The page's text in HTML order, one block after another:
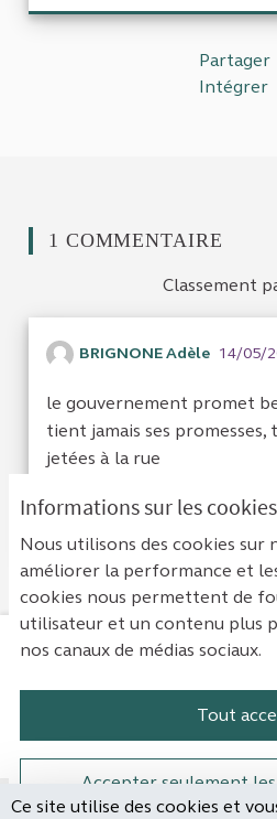
Informations sur les
Nous utilisons des cookies
améliorer la performance et
cookies nous permettent de
utilisateur et un contenu plus
nos canaux de médias sociaux.
Tout
Accepter seulement
Partager
Intégrer
1 COMMENTAIRE
Classement
BRIGNONE Adèle 14/05/
le gouvernement promet
tient jamais ses
jetées à la rue
Mentions légales
Paramètres des
Plateforme
Site réalisé par
Ce site utilise des cookies et